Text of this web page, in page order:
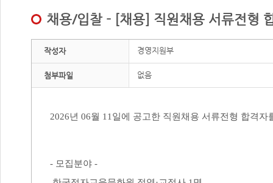
채용/입찰 - [채용] 직원채용 서류전형
작성자 경영지원부
첨부파일 없음
2026년 06월 11 일에 공고한 직원채용 서류전형 합격자
- 모집분야 -